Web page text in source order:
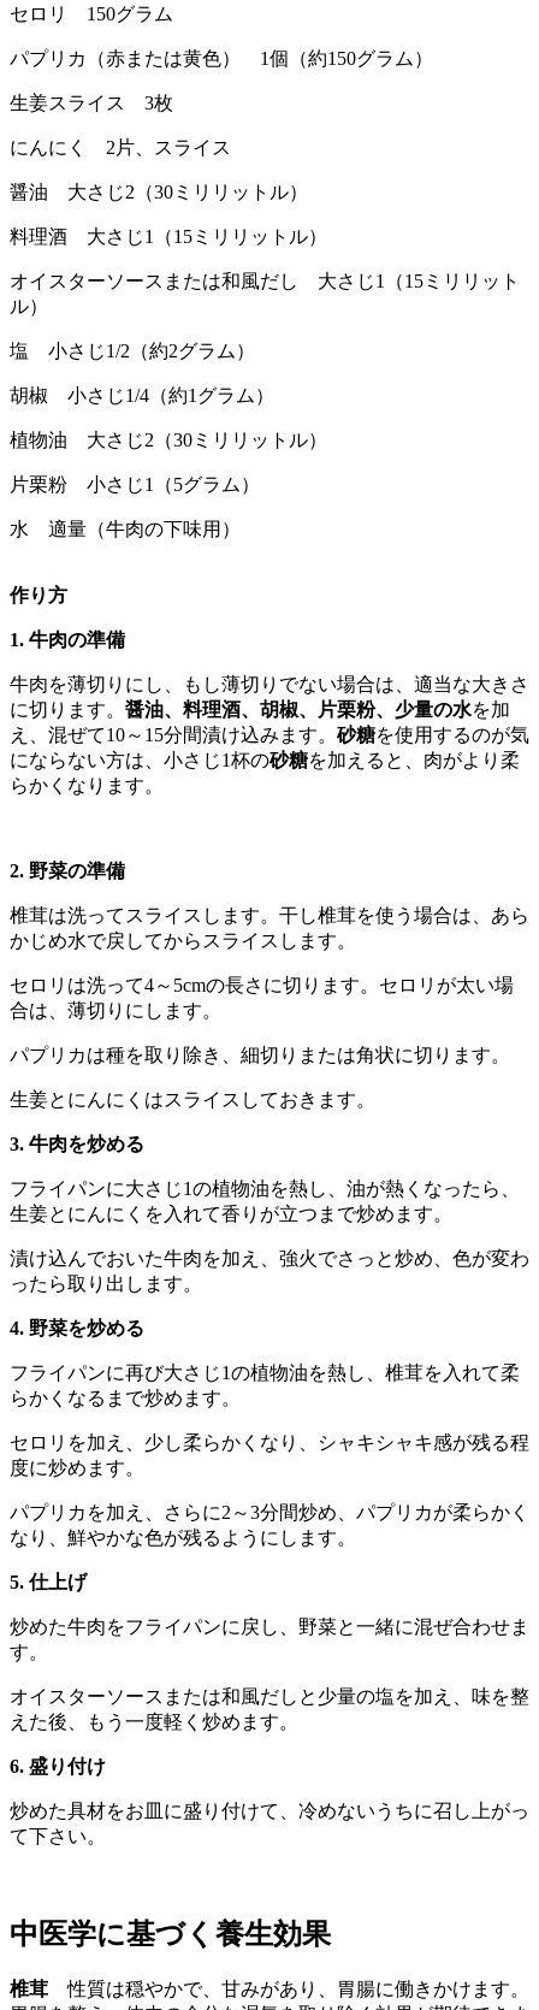
セロリ 150グラム
パプリカ（赤または黄色） 1個（約150グラム）
生姜スライス 3枚
にんにく 2片、スライス
醤油 大さじ2（30ミリリットル）
料理酒 大さじ1（15ミリリットル）
オイスターソースまたは和風だし 大さじ1（15ミリリット
ル）
塩 小さじ1/2（約2グラム）
胡椒 小さじ1/4（約1グラム）
植物油 大さじ2（30ミリリットル）
片栗粉 小さじ1（5グラム）
水 適量（牛肉の下味用）
作り方
1. 牛肉の準備
牛肉を薄切りにし、もし薄切りでない場合は、適当な大きさ
に切ります。 醤油、料理酒、胡椒、片栗粉、少量の水を加
え、混ぜて10～15分間漬け込みます。 砂糖を使用するのが気
にならない方は、小さじ1杯の砂糖を加えると、肉がより柔
らかくなります。
2. 野菜の準備
椎茸は洗ってスライスします。干し椎茸を使う場合は、あら
かじめ水で戻してからスライスします。
セロリは洗って4～5cmの長さに切ります。セロリが太い場
合は、薄切りにします。
パプリカは種を取り除き、細切りまたは角状に切ります。
生姜とにんにくはスライスしておきます。
3. 牛肉を炒める
フライパンに大さじ1の植物油を熱し、油が熱くなったら、
生姜とにんにくを入れて香りが立つまで炒めます。
漬け込んでおいた牛肉を加え、強火でさっと炒め、色が変わ
ったら取り出します。
4. 野菜を炒める
フライパンに再び大さじ1の植物油を熱し、椎茸を入れて柔
らかくなるまで炒めます。
セロリを加え、少し柔らかくなり、シャキシャキ感が残る程
度に炒めます。
パプリカを加え、さらに2～3分間炒め、パプリカが柔らかく
なり、鮮やかな色が残るようにします。
5. 仕上げ
炒めた牛肉をフライパンに戻し、野菜と一緒に混ぜ合わせま
す。
オイスターソースまたは和風だしと少量の塩を加え、味を整
えた後、もう一度軽く炒めます。
6. 盛り付け
炒めた具材をお皿に盛り付けて、冷めないうちに召し上がっ
て下さい。
中医学に基づく養生効果
椎茸性質は穏やかで、甘みがあり、胃腸に働きかけます。